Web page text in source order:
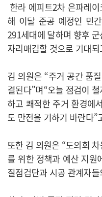
한라 에피트2차 은파레
해 이달 준공 예정인 민
291세대에 달하며 향후
자리매김할 것으로 기대
김 의원은 “주거 공간 품
결된다”며“오늘 점검이
하고 쾌적한 주거 환경에
도 만전을 기하기 바란다”
또한 김 의원은 “도의회
를 위한 정책과 예산 지원
질점검단과 시공 관계자